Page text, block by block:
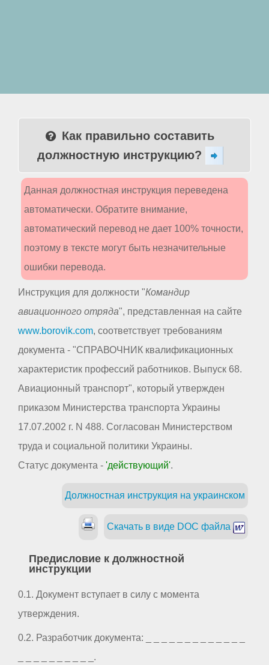
Как правильно составить
должностную инструкцию?
Данная должностная инструкция переведена
автоматически. Обратите внимание,
автоматический перевод не дает 100% точности,
поэтому в тексте могут быть незначительные
ошибки перевода.
Инструкция для должности "Командир
авиационного отряда", представленная на сайте
www.borovik.com, соответствует требованиям
документа - "СПРАВОЧНИК квалификационных
характеристик профессий работников. Выпуск 68.
Авиационный транспорт", который утвержден
приказом Министерства транспорта Украины
17.07.2002 г. N 488. Согласован Министерством
труда и социальной политики Украины.
Статус документа - 'действующий'.
Должностная инструкция на украинском
Скачать в виде DOC файла
Предисловие к должностной
инструкции
0.1. Документ вступает в силу с момента
утверждения.
0.2. Разработчик документа: _ _ _ _ _ _ _ _ _ _ _ _ _
_ _ _ _ _ _ _ _ _ _.